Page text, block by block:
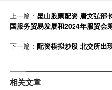
上一篇： 昆山股票配资 唐文弘部
国服务贸易发展和2024年服贸会
下一篇： 配资模拟炒股 北交所出
相关文章